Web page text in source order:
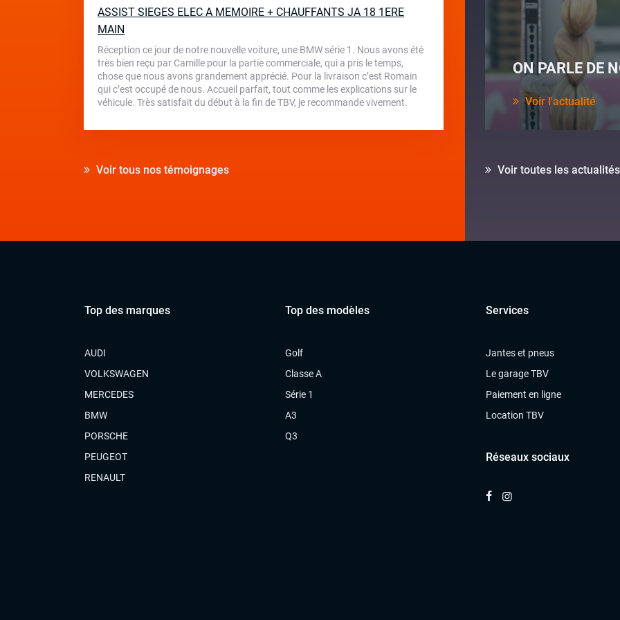
ASSIST SIEGES ELEC A MEMOIRE + CHAUFFANTS JA 18 1ERE
MAIN
Réception ce jour de notre nouvelle voiture, une BMW série 1. Nous avons été
très bien reçu par Camille pour la partie commerciale, qui a pris le temps,
chose que nous avons grandement apprécié. Pour la livraison c’est Romain
qui c’est occupé de nous. Accueil parfait, tout comme les explications sur le
véhicule. Très satisfait du début à la fin de TBV, je recommande vivement.
Voir tous nos témoignages
ON PARLE DE
Voir l'actualité
Voir toutes les actualités
Top des marques
AUDI
VOLKSWAGEN
MERCEDES
BMW
PORSCHE
PEUGEOT
RENAULT
Top des modèles
Golf
Classe A
Série 1
A3
Q3
Services
Jantes et pneus
Le garage TBV
Paiement en ligne
Location TBV
Réseaux sociaux